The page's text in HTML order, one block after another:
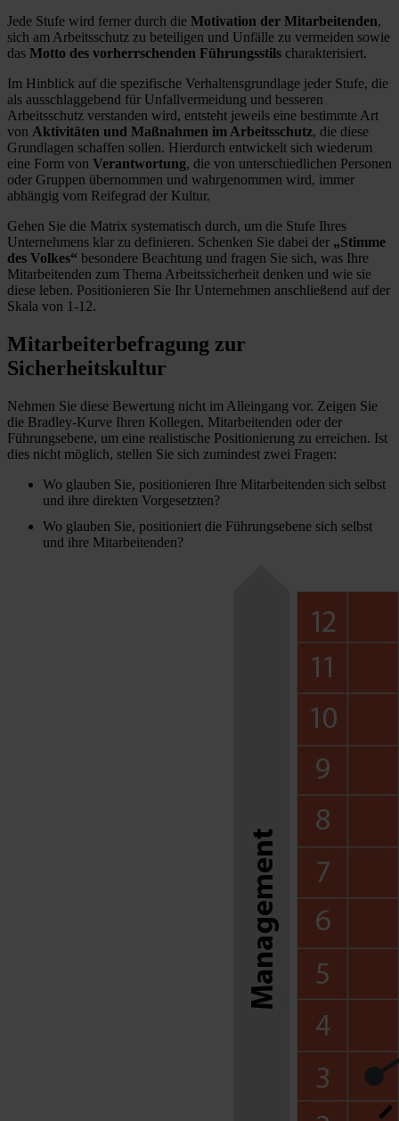
Jede Stufe wird ferner durch die Motivation der Mitarbeitenden,
sich am Arbeitsschutz zu beteiligen und Unfälle zu vermeiden sowie
das Motto des vorherrschenden Führungsstils charakterisiert.
Im Hinblick auf die spezifische Verhaltensgrundlage jeder Stufe, die
als ausschlaggebend für Unfallvermeidung und besseren
Arbeitsschutz verstanden wird, entsteht jeweils eine bestimmte Art
von Aktivitäten und Maßnahmen im Arbeitsschutz, die diese
Grundlagen schaffen sollen. Hierdurch entwickelt sich wiederum
eine Form von Verantwortung, die von unterschiedlichen Personen
oder Gruppen übernommen und wahrgenommen wird, immer
abhängig vom Reifegrad der Kultur.
Gehen Sie die Matrix systematisch durch, um die Stufe Ihres
Unternehmens klar zu definieren. Schenken Sie dabei der „Stimme
des Volkes“ besondere Beachtung und fragen Sie sich, was Ihre
Mitarbeitenden zum Thema Arbeitssicherheit denken und wie sie
diese leben. Positionieren Sie Ihr Unternehmen anschließend auf der
Skala von 1-12.
Mitarbeiterbefragung zur
Sicherheitskultur
Nehmen Sie diese Bewertung nicht im Alleingang vor. Zeigen Sie
die Bradley-Kurve Ihren Kollegen, Mitarbeitenden oder der
Führungsebene, um eine realistische Positionierung zu erreichen. Ist
dies nicht möglich, stellen Sie sich zumindest zwei Fragen:
Wo glauben Sie, positionieren Ihre Mitarbeitenden sich selbst
und ihre direkten Vorgesetzten?
Wo glauben Sie, positioniert die Führungsebene sich selbst
und ihre Mitarbeitenden?